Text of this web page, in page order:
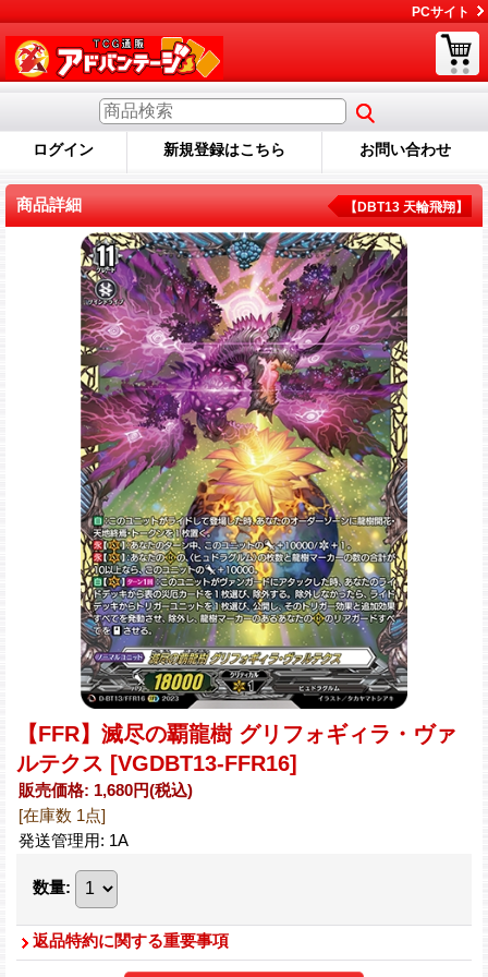
PCサイト
ログイン 新規登録はこちら お問い合わせ
商品詳細 【DBT13 天輪飛翔】
【FFR】滅尽の覇龍樹 グリフォギィラ・ヴァ
ルテクス [VGDBT13-FFR16]
販売価格: 1,680円(税込)
[在庫数 1点]
発送管理用: 1A
数量:
返品特約に関する重要事項